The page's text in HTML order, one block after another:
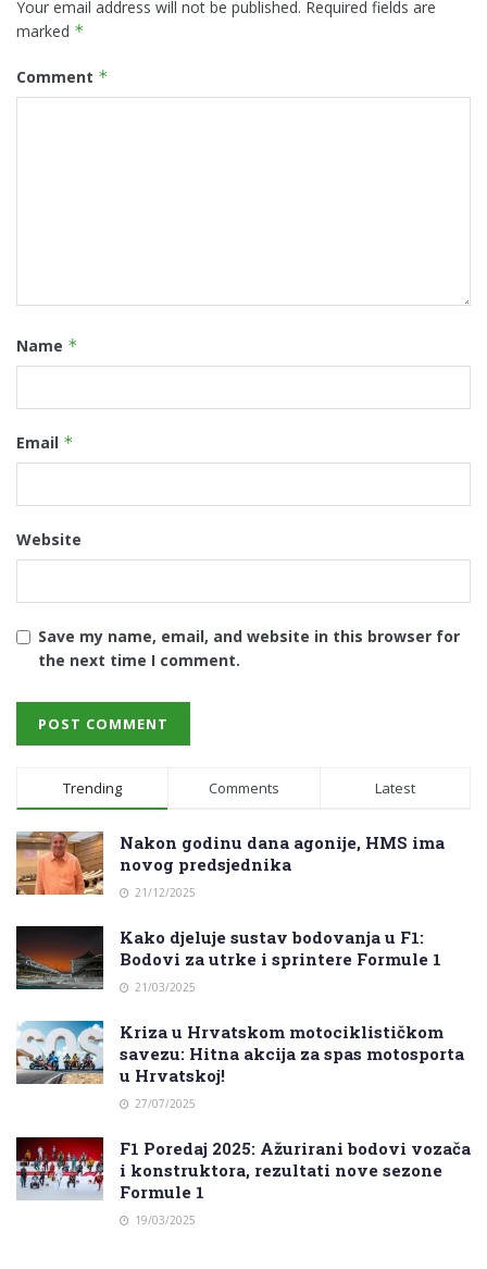
Your email address will not be published. Required fields are
marked *
Comment *
Name *
Email *
Website
Save my name, email, and website in this browser for
the next time I comment.
Trending Comments Latest
Nakon godinu dana agonije, HMS ima
novog predsjednika
21/12/2025
Kako djeluje sustav bodovanja u F1:
Bodovi za utrke i sprintere Formule 1
21/03/2025
Kriza u Hrvatskom motociklističkom
savezu: Hitna akcija za spas motosporta
u Hrvatskoj!
27/07/2025
F1 Poredaj 2025: Ažurirani bodovi vozača
i konstruktora, rezultati nove sezone
Formule 1
19/03/2025